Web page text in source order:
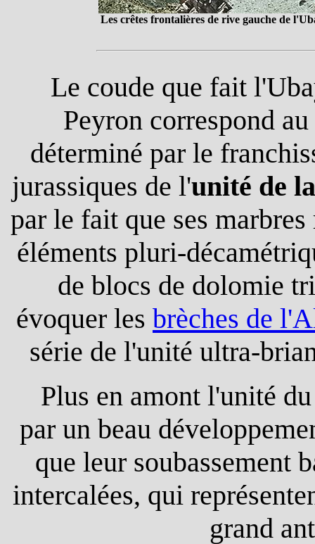
Les crêtes frontalières de rive gauche de
Le coude que fait
Peyron correspond
déterminé par le
jurassiques de l'unité de
par le fait que ses
éléments pluri-
de blocs de dolomie
évoquer les brèches de
série de l'unité ultra-
Plus en amont l'unité
par un beau
que leur soubassement
intercalées, qui
grand